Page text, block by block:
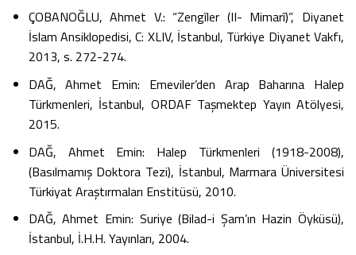
ÇOBANOĞLU, Ahmet V.: “Zengîler (II- Mimarî)”, Diyanet
İslam Ansiklopedisi, C: XLIV, İstanbul, Türkiye Diyanet Vakfı,
2013, s. 272-274.
DAĞ, Ahmet Emin: Emeviler’den Arap Baharına Halep
Türkmenleri, İstanbul, ORDAF Taşmektep Yayın Atölyesi,
2015.
DAĞ, Ahmet Emin: Halep Türkmenleri (1918-2008),
(Basılmamış Doktora Tezi), İstanbul, Marmara Üniversitesi
Türkiyat Araştırmaları Enstitüsü, 2010.
DAĞ, Ahmet Emin: Suriye (Bilad-i Şam’ın Hazin Öyküsü),
İstanbul, İ.H.H. Yayınları, 2004.